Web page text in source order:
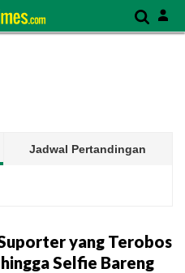
Jadwal Pertandingan
yang Terobos
Selfie Bareng